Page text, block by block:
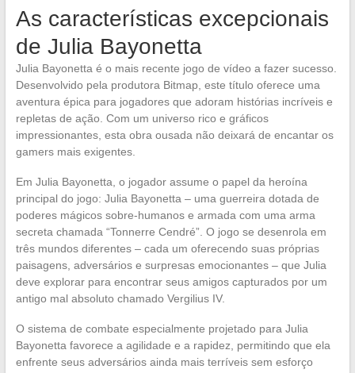
As características excepcionais
de Julia Bayonetta
Julia Bayonetta é o mais recente jogo de vídeo a fazer sucesso.
Desenvolvido pela produtora Bitmap, este título oferece uma
aventura épica para jogadores que adoram histórias incríveis e
repletas de ação. Com um universo rico e gráficos
impressionantes, esta obra ousada não deixará de encantar os
gamers mais exigentes.
Em Julia Bayonetta, o jogador assume o papel da heroína
principal do jogo: Julia Bayonetta – uma guerreira dotada de
poderes mágicos sobre-humanos e armada com uma arma
secreta chamada “Tonnerre Cendré”. O jogo se desenrola em
três mundos diferentes – cada um oferecendo suas próprias
paisagens, adversários e surpresas emocionantes – que Julia
deve explorar para encontrar seus amigos capturados por um
antigo mal absoluto chamado Vergilius IV.
O sistema de combate especialmente projetado para Julia
Bayonetta favorece a agilidade e a rapidez, permitindo que ela
enfrente seus adversários ainda mais terríveis sem esforço